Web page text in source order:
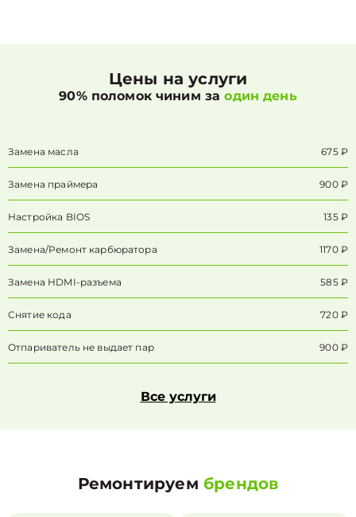
Цены на услуги
90% поломок чиним заодин день
Замена масла 675 ₽
Замена праймера 900 ₽
Настройка BIOS 135 ₽
Замена/Pемонт карбюратора 1170 ₽
Замена HDMI-разъема 585 ₽
Снятие кода 720 ₽
Отпариватель не выдает пар 900 ₽
Все услуги
Ремонтируем брендов